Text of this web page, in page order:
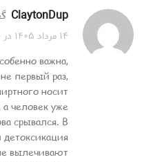
ClaytonDup
۱۴ مرداد ۱۴۰۵ در ۶:۴۰ ب.ظ
важна,
первый раз,
носит
а человек уже
срывался. В
вылечивают